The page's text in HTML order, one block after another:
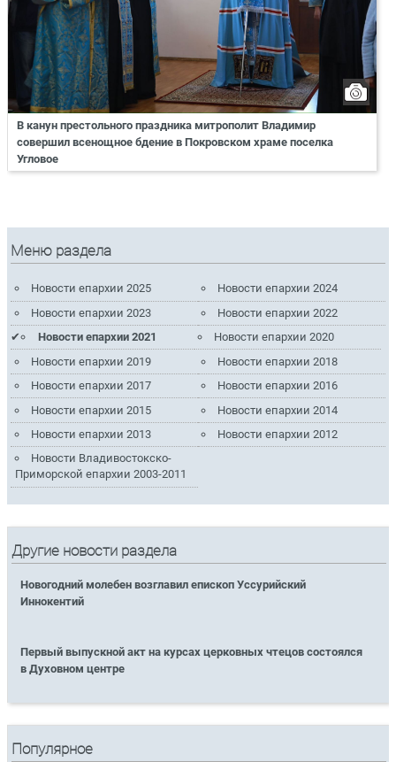
В канун престольного праздника митрополит Владимир
совершил всенощное бдение в Покровском храме поселка
Угловое
Меню раздела
Новости епархии 2025
Новости епархии 2024
Новости епархии 2023
Новости епархии 2022
Новости епархии 2021
Новости епархии 2020
Новости епархии 2019
Новости епархии 2018
Новости епархии 2017
Новости епархии 2016
Новости епархии 2015
Новости епархии 2014
Новости епархии 2013
Новости епархии 2012
Новости Владивостокско-
Приморской епархии 2003-2011
Другие новости раздела
Новогодний молебен возглавил епископ Уссурийский
Иннокентий
Первый выпускной акт на курсах церковных чтецов состоялся
в Духовном центре
Популярное